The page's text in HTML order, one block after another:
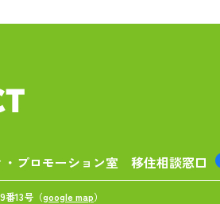
プロモーション室 移住相談窓口
番13号（google map）